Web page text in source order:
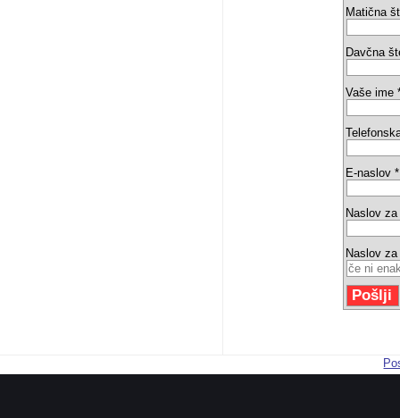
Matična
Davčna
Vaše ime
E-naslov *
Naslov
Naslov